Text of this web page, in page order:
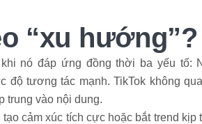
“xu hướng”?
nó đáp ứng đồng thời ba yếu tố:
tương tác mạnh. TikTok không
trung vào nội dung.
cảm xúc tích cực hoặc bắt trend kịp